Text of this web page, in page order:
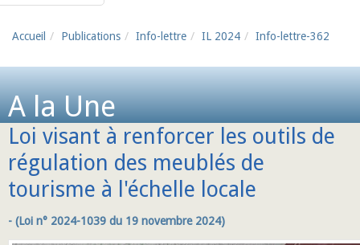
Accueil Publications Info-lettre IL 2024 Info-lettre-362
A la Une
Loi visant à renforcer les outils de
régulation des meublés de
tourisme à l'échelle locale
- (Loi n° 2024-1039 du 19 novembre 2024)